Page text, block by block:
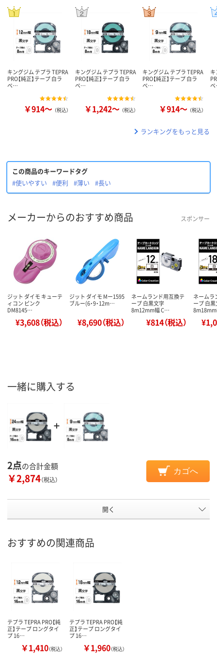
キングジム テプラ TEPRA
PRO【純正】テープ 白ラ
ベ…
￥914～ （税込）
キングジム テプラ TEPRA
PRO【純正】テープ 白ラ
ベ…
￥1,242～ （税込）
キングジム テプラ TEPRA
PRO【純正】テープ 白ラ
ベ…
￥914～ （税込）
キ
ランキングをもっと見る
この商品のキーワードタグ
#使いやすい
#便利 #薄い #長い
メーカーからのおすすめ商品 スポンサー
ジット ダイモ キューテ
ィコン ピンク
DM8145…
¥3,608（税込）
ジット ダイモ Mー1595
ブルー(6・9・12m…
¥8,690（税込）
ネームランド用互換テ
ープ 白黒文字
8m12mm幅 C…
¥814（税込）
ネームラ
ープ 白
一緒に購入する
2点の合計金額
￥2,874（税込）
カゴへ
開く
おすすめの関連商品
テプラ TEPRA PRO【純
正】テープ ロングタイ
プ 16…
￥1,410（税込）
テプラ TEPRA PRO【純
正】テープ ロングタイ
プ 16…
￥1,960（税込）